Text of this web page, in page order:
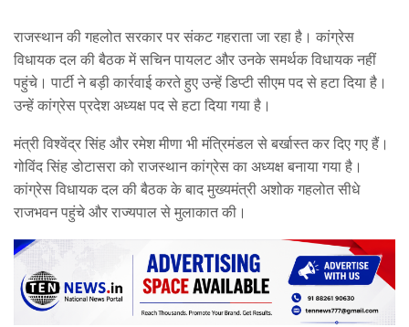
राजस्थान की गहलोत सरकार पर संकट गहराता जा रहा है। कांग्रेस
विधायक दल की बैठक में सचिन पायलट और उनके समर्थक विधायक नहीं
पहुंचे। पार्टी ने बड़ी कार्रवाई करते हुए उन्हें डिप्टी सीएम पद से हटा दिया है।
उन्हें कांग्रेस प्रदेश अध्यक्ष पद से हटा दिया गया है।
मंत्री विश्वेंद्र सिंह और रमेश मीणा भी मंत्रिमंडल से बर्खास्त कर दिए गए हैं।
गोविंद सिंह डोटासरा को राजस्थान कांग्रेस का अध्यक्ष बनाया गया है।
कांग्रेस विधायक दल की बैठक के बाद मुख्यमंत्री अशोक गहलोत सीधे
राजभवन पहुंचे और राज्यपाल से मुलाकात की।